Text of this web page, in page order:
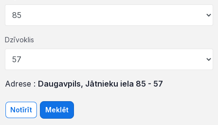
Dzīvoklis
Adrese : Daugavpils, Jātnieku iela 85 - 57
Notīrīt Meklēt